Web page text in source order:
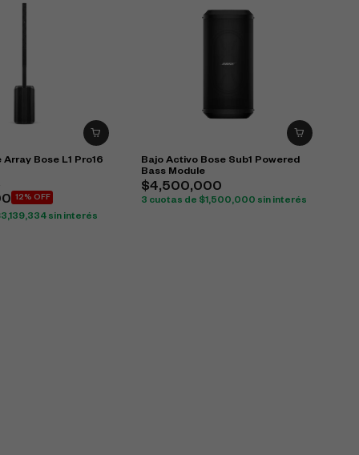
Bose L1 Pro16
12% OFF
3,139,334 sin interés
Bajo Activo Bose Sub1 Powered
Bass Module
$4,500,000
3 cuotas de $1,500,000 sin interés